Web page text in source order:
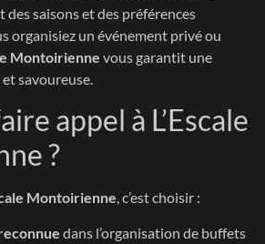
des saisons et des préférences
organisiez un événement privé ou
Montoirienne vous garantit une
savoureuse.
appel à L’Escale
?
Montoirienne, c’est choisir :
dans l’organisation de buffets